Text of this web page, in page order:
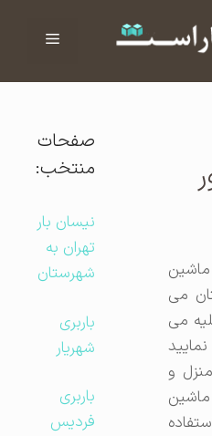
فهرست
و
صفحات
منتخب:
نیسان بار
تهران به
شهرستان
باربری
شهریار
باربری
فردیس